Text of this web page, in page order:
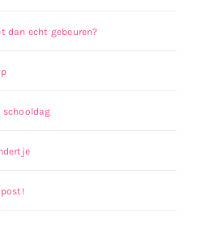
dan echt gebeuren?
schooldag
post!